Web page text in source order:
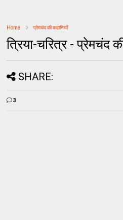
Home प्रेमचंद की कहानियाँ
त्रिया-चरित्र - प्रेमचंद
SHARE:
3